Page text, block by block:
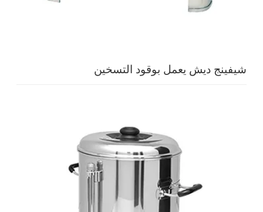
شيفينج ديش يعمل بوقود التسخين